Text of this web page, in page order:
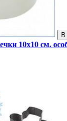
В
10х10 см.